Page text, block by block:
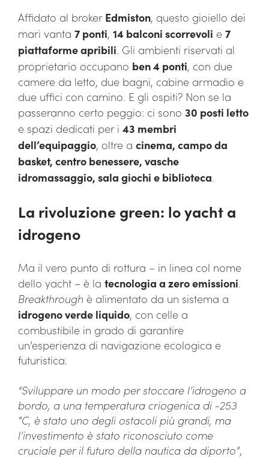
Affidato al broker Edmiston, questo gioiello dei
mari vanta 7 ponti, 14 balconi scorrevoli e 7
piattaforme apribili. Gli ambienti riservati al
proprietario occupano ben 4 ponti, con due
camere da letto, due bagni, cabine armadio e
due uffici con camino. E gli ospiti? Non se la
passeranno certo peggio: ci sono 30 posti letto
e spazi dedicati per i 43 membri
dell’equipaggio, oltre a cinema, campo da
basket, centro benessere, vasche
idromassaggio, sala giochi e biblioteca.
La rivoluzione green: lo yacht a
idrogeno
Ma il vero punto di rottura – in linea col nome
dello yacht – è la tecnologia a zero emissioni.
Breakthrough è alimentato da un sistema a
idrogeno verde liquido, con celle a
combustibile in grado di garantire
un’esperienza di navigazione ecologica e
futuristica.
“Sviluppare un modo per stoccare l’idrogeno a
bordo, a una temperatura criogenica di -253
°C, è stato uno degli ostacoli più grandi, ma
l’investimento è stato riconosciuto come
cruciale per il futuro della nautica da diporto”,